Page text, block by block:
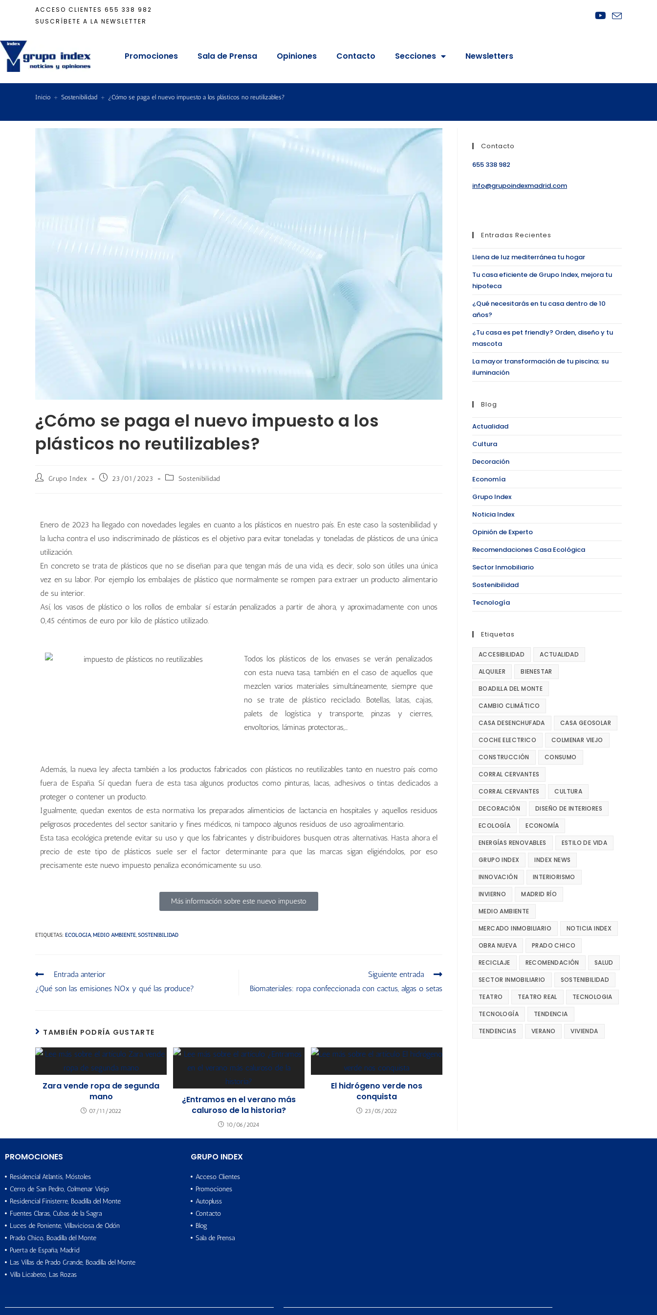
ACCESO CLIENTES 655 338 982
SUSCRÍBETE A LA NEWSLETTER
Promociones Sala de Prensa Opiniones Contacto Secciones Newsletters
Inicio + Sostenibilidad + ¿Cómo se paga el nuevo impuesto a los plásticos no reutilizables?
¿Cómo se paga el nuevo impuesto a los
plásticos no reutilizables?
Grupo Index 23/01/2023 Sostenibilidad
Enero de 2023 ha llegado con novedades legales en cuanto a los plásticos en nuestro país. En este caso la sostenibilidad y
la lucha contra el uso indiscriminado de plásticos es el objetivo para evitar toneladas y toneladas de plásticos de una única
utilización.
En concreto se trata de plásticos que no se diseñan para que tengan más de una vida, es decir, solo son útiles una única
vez en su labor. Por ejemplo los embalajes de plástico que normalmente se rompen para extraer un producto alimentario
de su interior.
Así, los vasos de plástico o los rollos de embalar sí estarán penalizados a partir de ahora, y aproximadamente con unos
0,45 céntimos de euro por kilo de plástico utilizado.
Todos los plásticos de los envases se verán penalizados
con esta nueva tasa, también en el caso de aquellos que
mezclen varios materiales simultáneamente, siempre que
no se trate de plástico reciclado. Botellas, latas, cajas,
palets de logística y transporte, pinzas y cierres,
envoltorios, láminas protectoras,…
Además, la nueva ley afecta también a los productos fabricados con plásticos no reutilizables tanto en nuestro país como
fuera de España. Sí quedan fuera de esta tasa algunos productos como pinturas, lacas, adhesivos o tintas dedicados a
proteger o contener un producto.
Igualmente, quedan exentos de esta normativa los preparados alimenticios de lactancia en hospitales y aquellos residuos
peligrosos procedentes del sector sanitario y fines médicos, ni tampoco algunos residuos de uso agroalimentario.
Esta tasa ecológica pretende evitar su uso y que los fabricantes y distribuidores busquen otras alternativas. Hasta ahora el
precio de este tipo de plásticos suele ser el factor determinante para que las marcas sigan eligiéndolos, por eso
precisamente este nuevo impuesto penaliza económicamente su uso.
Más información sobre este nuevo impuesto
ETIQUETAS: ECOLOGÍA, MEDIO AMBIENTE, SOSTENIBILIDAD
Entrada anterior
¿Qué son las emisiones NOx y qué las produce?
Siguiente entrada
Biomateriales: ropa confeccionada con cactus, algas o setas
TAMBIÉN PODRÍA GUSTARTE
Zara vende ropa de segunda
mano
07/11/2022
¿Entramos en el verano más
caluroso de la historia?
10/06/2024
El hidrógeno verde nos
conquista
23/05/2022
Contacto
655 338 982
info@grupoindexmadrid.com
Entradas Recientes
Llena de luz mediterránea tu hogar
Tu casa eficiente de Grupo Index, mejora tu
hipoteca
¿Qué necesitarás en tu casa dentro de 10
años?
¿Tu casa es pet friendly? Orden, diseño y tu
mascota
La mayor transformación de tu piscina; su
iluminación
Blog
Actualidad
Cultura
Decoración
Economía
Grupo Index
Noticia Index
Opinión de Experto
Recomendaciones Casa Ecológica
Sector Inmobiliario
Sostenibilidad
Tecnología
Etiquetas
ACCESIBILIDAD ACTUALIDAD
ALQUILER BIENESTAR
BOADILLA DEL MONTE
CAMBIO CLIMÁTICO
CASA DESENCHUFADA CASA GEOSOLAR
COCHE ELECTRICO COLMENAR VIEJO
CONSTRUCCIÓN CONSUMO
CORRAL CERVANTES
CORRAL CERVANTES CULTURA
DECORACIÓN DISEÑO DE INTERIORES
ECOLOGÍA ECONOMÍA
ENERGÍAS RENOVABLES ESTILO DE VIDA
GRUPO INDEX INDEX NEWS
INNOVACIÓN INTERIORISMO
INVIERNO MADRID RÍO
MEDIO AMBIENTE
MERCADO INMOBILIARIO NOTICIA INDEX
OBRA NUEVA PRADO CHICO
RECICLAJE RECOMENDACIÓN SALUD
SECTOR INMOBILIARIO SOSTENIBILIDAD
TEATRO TEATRO REAL TECNOLOGIA
TECNOLOGÍA TENDENCIA
TENDENCIAS VERANO VIVIENDA
PROMOCIONES
Residencial Atlantis, Móstoles
Cerro de San Pedro, Colmenar Viejo
Residencial Finisterre, Boadilla del Monte
Fuentes Claras, Cubas de la Sagra
Luces de Poniente, Villaviciosa de Odón
Prado Chico, Boadilla del Monte
Puerta de España, Madrid
Las Villas de Prado Grande, Boadilla del Monte
Villa Licabeto, Las Rozas
GRUPO INDEX
Acceso Clientes
Promociones
Autopluss
Contacto
Blog
Sala de Prensa